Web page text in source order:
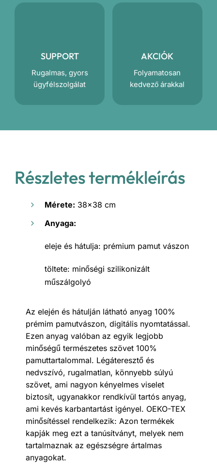
SUPPORT
Rugalmas, gyors
ügyfélszolgálat
AKCIÓK
Folyamatosan
kedvező árakkal
Részletes termékleírás
Mérete: 38×38 cm
Anyaga:
eleje és hátulja: prémium pamut vászon
töltete: minőségi szilikonizált
műszálgolyó
Az elején és hátulján látható anyag 100%
prémim pamutvászon, digitális nyomtatással.
Ezen anyag valóban az egyik legjobb
minőségű természetes szövet 100%
pamuttartalommal. Légáteresztő és
nedvszívó, rugalmatlan, könnyebb súlyú
szövet, ami nagyon kényelmes viselet
biztosít, ugyanakkor rendkívül tartós anyag,
ami kevés karbantartást igényel. OEKO-TEX
minősítéssel rendelkezik: Azon termékek
kapják meg ezt a tanúsítványt, melyek nem
tartalmaznak az egészségre ártalmas
anyagokat.